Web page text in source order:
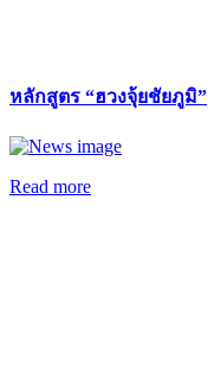
หลักสูตร “ฮวงจุ้ยชัยภูมิ”
Read more